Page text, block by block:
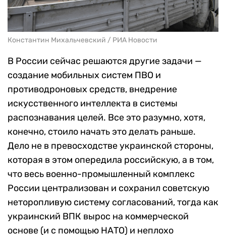
Константин Михальчевский / РИА Новости
В России сейчас решаются другие задачи —
создание мобильных систем ПВО и
противодроновых средств, внедрение
искусственного интеллекта в системы
распознавания целей. Все это разумно, хотя,
конечно, стоило начать это делать раньше.
Дело не в превосходстве украинской стороны,
которая в этом опередила российскую, а в том,
что весь военно-промышленный комплекс
России централизован и сохранил советскую
неторопливую систему согласований, тогда как
украинский ВПК вырос на коммерческой
основе (и с помощью НАТО) и неплохо